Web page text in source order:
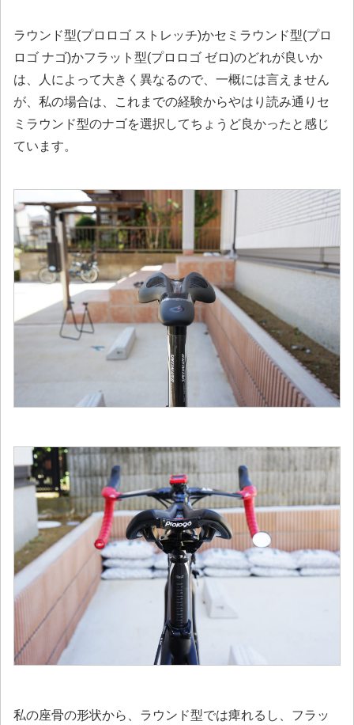
ラウンド型(プロロゴ ストレッチ)かセミラウンド型(プロ
ロゴ ナゴ)かフラット型(プロロゴ ゼロ)のどれが良いか
は、人によって大きく異なるので、一概には言えません
が、私の場合は、これまでの経験からやはり読み通りセ
ミラウンド型のナゴを選択してちょうど良かったと感じ
ています。
私の座骨の形状から、ラウンド型では痺れるし、フラッ